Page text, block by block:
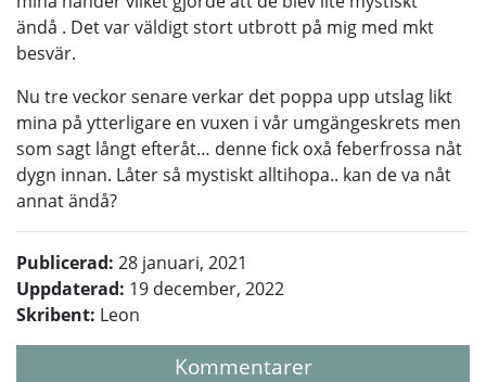
ändå . Det var väldigt stort utbrott på mig med mkt
besvär.
Nu tre veckor senare verkar det poppa upp utslag likt
mina på ytterligare en vuxen i vår umgängeskrets men
som sagt långt efteråt… denne fick oxå feberfrossa nåt
dygn innan. Låter så mystiskt alltihopa.. kan de va nåt
annat ändå?
Publicerad: 28 januari, 2021
Uppdaterad: 19 december, 2022
Skribent: Leon
Kommentarer